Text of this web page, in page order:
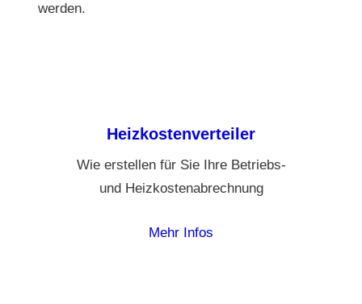
werden.
Heizkostenverteiler
Wie erstellen für Sie Ihre Betriebs-
und Heizkostenabrechnung
Mehr Infos